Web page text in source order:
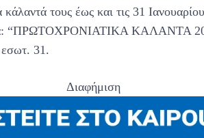
τους έως και τις 31
“ΠΡΩΤΟΧΡΟΝΙΑΤΙΚΑ ΚΑΛΑΝΤΑ
εσωτ. 31.
Διαφήμιση